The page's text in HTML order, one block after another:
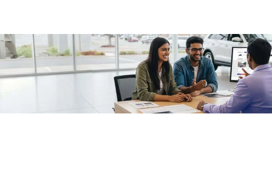
/fragments/plp-details